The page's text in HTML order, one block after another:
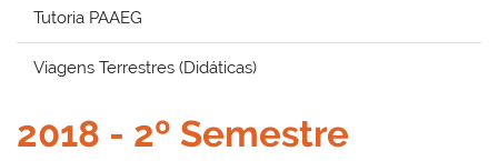
Tutoria PAAEG
Viagens Terrestres (Didáticas)
2018 - 2º Semestre